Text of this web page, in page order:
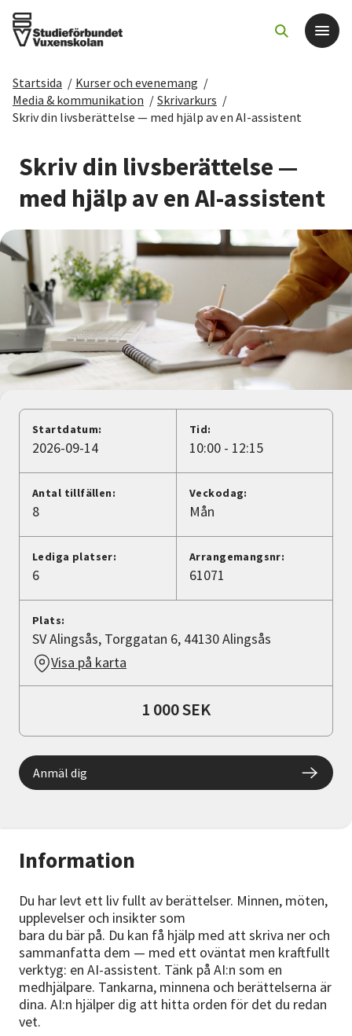
Det här gör vi
Sök kurser och evenemang
Om SV
Starta studiecirkel
Cirkelledare
Nyheter
Lyssna
Startsida / Kurser och evenemang /
Media & kommunikation / Skrivarkurs /
Skriv din livsberättelse — med hjälp av en AI-assistent
Skriv din livsberättelse —
med hjälp av en AI-assistent
Information
Du har levt ett liv fullt av berättelser. Minnen, möten,
upplevelser och insikter som
bara du bär på. Du kan få hjälp med att skriva ner och
sammanfatta dem — med ett oväntat men kraftfullt
verktyg: en AI-assistent. Tänk på AI:n som en
medhjälpare. Tankarna, minnena och berättelserna är
dina. AI:n hjälper dig att hitta orden för det du redan
vet.
Startdatum:
2026-09-14
Tid:
10:00 - 12:15
Antal tillfällen:
8
Veckodag:
Mån
Lediga platser:
6
Arrangemangsnr:
61071
Plats:
SV Alingsås, Torggatan 6, 44130 Alingsås
Visa på karta
1 000 SEK
Anmäl dig